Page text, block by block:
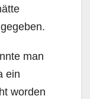
man
ein
worden